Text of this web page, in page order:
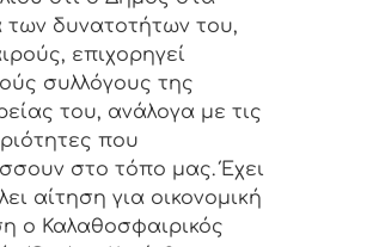
των δυνατοτήτων του,
επιχορηγεί
συλλόγους της
του, ανάλογα με τις
που
στο τόπο μας. Έχει
αίτηση για οικονομική
ο Καλαθοσφαιρικός